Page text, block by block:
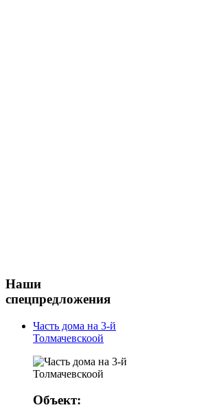
Наши
спецпредложения
Часть дома на 3-й
Толмачевскоой
Объект: